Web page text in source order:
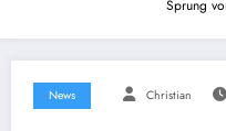
Sprung
News Christian